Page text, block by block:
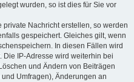
wurden, so ist dies für Sie vor
Nachricht erstellen, so werden
gespeichert. Gleiches gilt, wenn
In diesen Fällen wird
Die IP-Adresse wird weiterhin bei
und Ändern von Beiträgen
Umfragen), Änderungen an